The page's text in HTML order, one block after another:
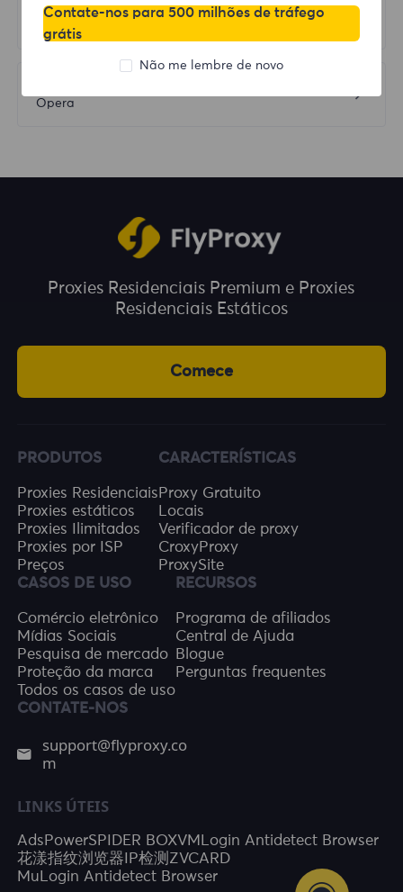
Anterior
Opera
Proxies Residenciais Premium e Proxies
Residenciais Estáticos
Comece
PRODUTOS
Proxies Residenciais
Proxies estáticos
Proxies Ilimitados
Proxies por ISP
Preços
CARACTERÍSTICAS
Proxy Gratuito
Locais
Verificador de proxy
CroxyProxy
ProxySite
CASOS DE USO
Comércio eletrônico
Mídias Sociais
Pesquisa de mercado
Proteção da marca
Todos os casos de uso
RECURSOS
Programa de afiliados
Central de Ajuda
Blogue
Perguntas frequentes
CONTATE-NOS
support@flyproxy.co
m
LINKS ÚTEIS
AdsPowerSPIDER BOXVMLogin Antidetect Browser
花漾指纹浏览器 IP检测 ZVCARD
MuLogin Antidetect Browser
Contate-nos para 500 milhões de tráfego
grátis
Não me lembre de novo